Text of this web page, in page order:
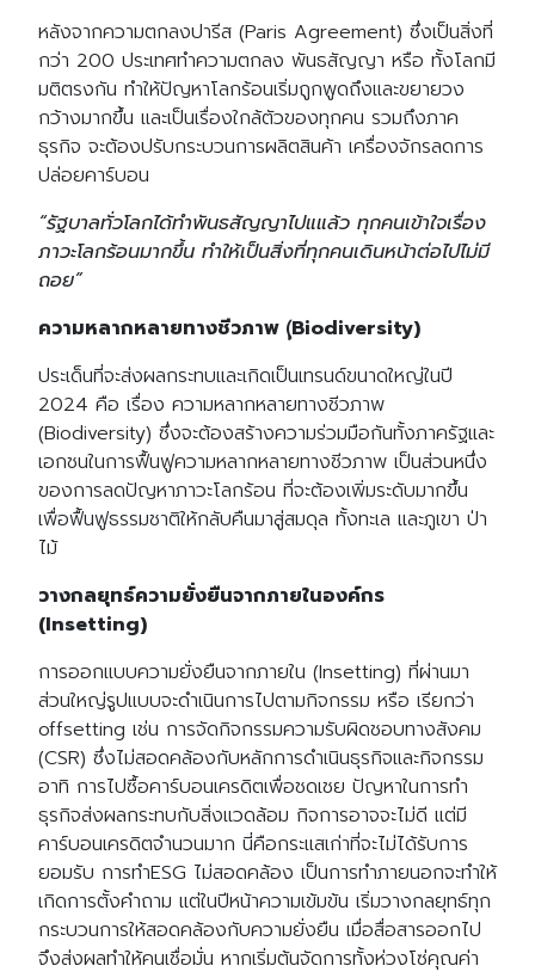
หลังจากความตกลงปารีส (Paris Agreement) ซึ่งเป็นสิ่งที่
กว่า 200 ประเทศทำความตกลง พันธสัญญา หรือ ทั้งโลกมี
มติตรงกัน ทำให้ปัญหาโลกร้อนเริ่มถูกพูดถึงและขยายวง
กว้างมากขึ้น และเป็นเรื่องใกล้ตัวของทุกคน รวมถึงภาค
ธุรกิจ จะต้องปรับกระบวนการผลิตสินค้า เครื่องจักรลดการ
ปล่อยคาร์บอน
“รัฐบาลทั่วโลกได้ทำพันธสัญญาไปแแล้ว ทุกคนเข้าใจเรื่อง
ภาวะโลกร้อนมากขึ้น ทำให้เป็นสิ่งที่ทุกคนเดินหน้าต่อไปไม่มี
ถอย”
ความหลากหลายทางชีวภาพ (ฺฺBiodiversity)
ประเด็นที่จะส่งผลกระทบและเกิดเป็นเทรนด์ขนาดใหญ่ในปี
2024 คือ เรื่อง ความหลากหลายทางชีวภาพ
(Biodiversity) ซึ่งจะต้องสร้างความร่วมมือกันทั้งภาครัฐและ
เอกชนในการฟื้นฟูความหลากหลายทางชีวภาพ เป็นส่วนหนึ่ง
ของการลดปัญหาภาวะโลกร้อน ที่จะต้องเพิ่มระดับมากขึ้น
เพื่อฟื้นฟูธรรมชาติให้กลับคืนมาสู่สมดุล ทั้งทะเล และภูเขา ป่า
ไม้
วางกลยุทธ์ความยั่งยืนจากภายในองค์กร
(Insetting)
การออกแบบความยั่งยืนจากภายใน (Insetting) ที่ผ่านมา
ส่วนใหญ่รูปแบบจะดำเนินการไปตามกิจกรรม หรือ เรียกว่า
offsetting เช่น การจัดกิจกรรมความรับผิดชอบทางสังคม
(CSR) ซึ่งไม่สอดคล้องกับหลักการดำเนินธุรกิจและกิจกรรม
อาทิ การไปซื้อคาร์บอนเครดิตเพื่อชดเชย ปัญหาในการทำ
ธุรกิจส่งผลกระทบกับสิ่งแวดล้อม กิจการอาจจะไม่ดี แต่มี
คาร์บอนเครดิตจำนวนมาก นี่คือกระแสเก่าที่จะไม่ได้รับการ
ยอมรับ การทำESG ไม่สอดคล้อง เป็นการทำภายนอกจะทำให้
เกิดการตั้งคำถาม แต่ในปีหน้าความเข้มข้น เริ่มวางกลยุทธ์ทุก
กระบวนการให้สอดคล้องกับความยั่งยืน เมื่อสื่อสารออกไป
จึงส่งผลทำให้คนเชื่อมั่น หากเริ่มต้นจัดการทั้งห่วงโซ่คุณค่า